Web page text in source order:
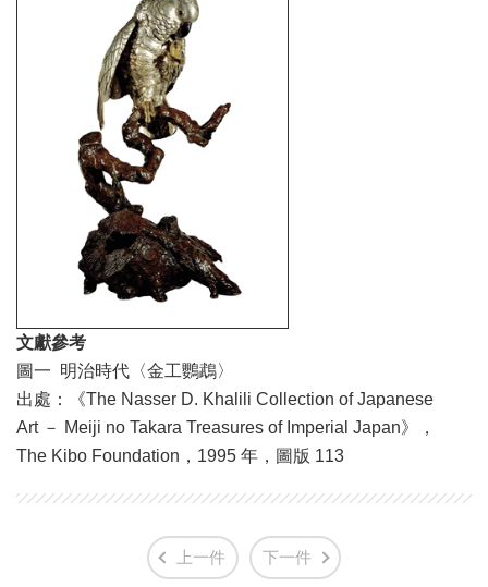
文獻參考
圖一 明治時代〈金工鸚鵡〉
出處：《The Nasser D. Khalili Collection of Japanese
Art － Meiji no Takara Treasures of Imperial Japan》，
The Kibo Foundation，1995 年，圖版 113
上一件 下一件